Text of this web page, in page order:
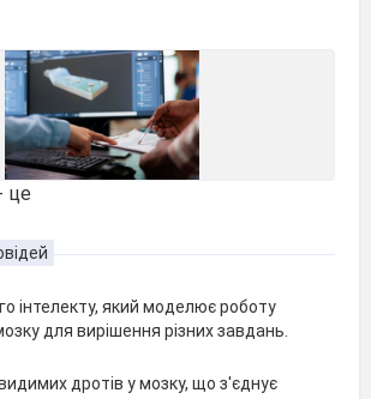
це
інтелекту, який моделює роботу
для вирішення різних завдань.
дротів у мозку, що з'єднує